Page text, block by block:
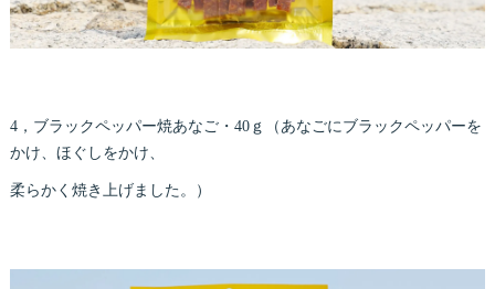
4，ブラックペッパー焼あなご・40ｇ（あなごにブラックペッパーを
かけ、ほぐしをかけ、
柔らかく焼き上げました。）